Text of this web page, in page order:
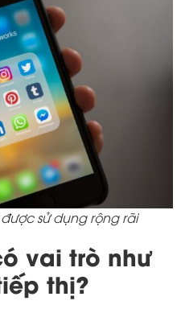
sử dụng rộng rãi
vai trò như
thị?